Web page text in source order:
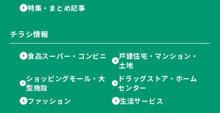
特集・まとめ記事
チラシ情報
食品スーパー・コンビニ
戸建住宅・マンション・
土地
ショッピングモール・大
型施設
ドラッグストア・ホーム
センター
ファッション
生活サービス